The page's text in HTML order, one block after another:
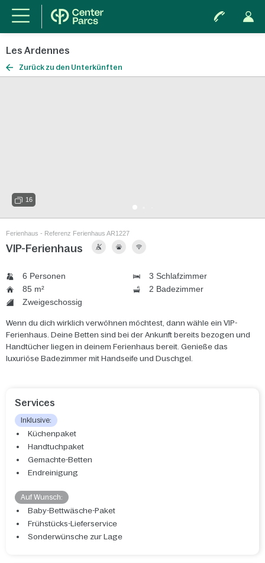
Les Ardennes
Zurück zu den Unterkünften
16
Ferienhaus - Referenz Ferienhaus AR1227
VIP-Ferienhaus
6 Personen
3 Schlafzimmer
85 m²
2 Badezimmer
Zweigeschossig
Wenn du dich wirklich verwöhnen möchtest, dann wähle ein VIP-
Ferienhaus. Deine Betten sind bei der Ankunft bereits bezogen und
Handtücher liegen in deinem Ferienhaus bereit. Genieße das
luxuriöse Badezimmer mit Handseife und Duschgel.
Services
Inklusive:
Küchenpaket
Handtuchpaket
Gemachte-Betten
Endreinigung
Auf Wunsch:
Baby-Bettwäsche-Paket
Frühstücks-Lieferservice
Sonderwünsche zur Lage